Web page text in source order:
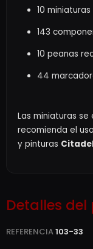
10
143
10 peanas
44
Las miniaturas se
recomienda el
y pinturas
Detalles
REFERENCIA103-33